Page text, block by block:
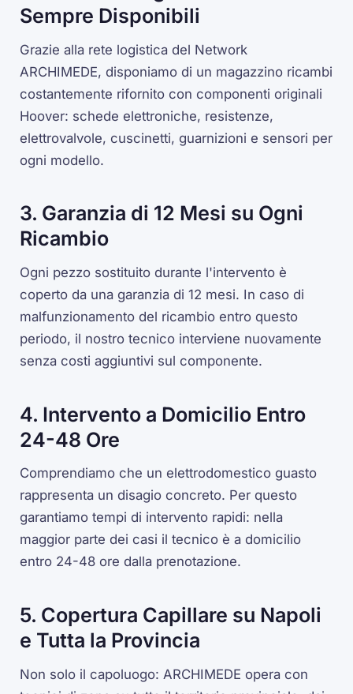
Sempre Disponibili
Grazie alla rete logistica del Network
ARCHIMEDE, disponiamo di un magazzino ricambi
costantemente rifornito con componenti originali
Hoover: schede elettroniche, resistenze,
elettrovalvole, cuscinetti, guarnizioni e sensori per
ogni modello.
3. Garanzia di 12 Mesi su Ogni
Ricambio
Ogni pezzo sostituito durante l'intervento è
coperto da una garanzia di 12 mesi. In caso di
malfunzionamento del ricambio entro questo
periodo, il nostro tecnico interviene nuovamente
senza costi aggiuntivi sul componente.
4. Intervento a Domicilio Entro
24-48 Ore
Comprendiamo che un elettrodomestico guasto
rappresenta un disagio concreto. Per questo
garantiamo tempi di intervento rapidi: nella
maggior parte dei casi il tecnico è a domicilio
entro 24-48 ore dalla prenotazione.
5. Copertura Capillare su Napoli
e Tutta la Provincia
Non solo il capoluogo: ARCHIMEDE opera con